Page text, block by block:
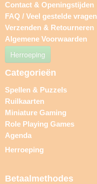
Contact & Openingstijden
FAQ / Veel gestelde vragen
Verzenden & Retourneren
Algemene Voorwaarden
Herroeping
Categorieën
Spellen & Puzzels
Ruilkaarten
Miniature Gaming
Role Playing Games
Agenda
Herroeping
Betaalmethodes